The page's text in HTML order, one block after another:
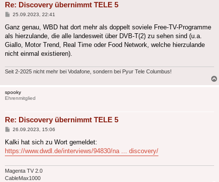
Re: Discovery übernimmt TELE 5
Beitrag
25.09.2023, 22:41
Ganz genau, WBD hat dort mehr als doppelt soviele Free-TV-Programme
als hierzulande, die alle landesweit über DVB-T(2) zu sehen sind (u.a.
Giallo, Motor Trend, Real Time oder Food Network, welche hierzulande
nicht einmal existieren).
Seit 2-2025 nicht mehr bei Vodafone, sondern bei Pyur Tele Columbus!
spooky
Ehrenmitglied
Re: Discovery übernimmt TELE 5
Beitrag
26.09.2023, 15:06
Kalki hat sich zu Wort gemeldet:
https://www.dwdl.de/interviews/94830/na ... discovery/
Magenta TV 2.0
CableMax1000